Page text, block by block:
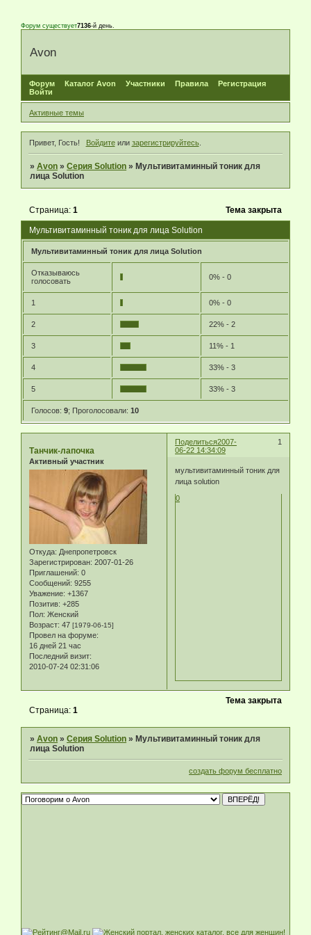
Форум существует7136-й день.
Avon
Форум Каталог Avon Участники Правила
Регистрация
Войти
Активные темы
Привет, Гость! Войдитеили зарегистрируйтесь.
»Avon »Серия Solution » Мультивитаминный тоник для
лица Solution
Мультивитаминный тоник для лица Solution
Страница:1 Тема закрыта
Мультивитаминный тоник для лица Solution
Отказываюсь
голосовать
0% - 0
1 0% - 0
2 22% - 2
3 11% - 1
4 33% - 3
5 33% - 3
Голосов: 9; Проголосовали: 10
Поделиться 1
2007-
06-22 14:34:09
Танчик-лапочка
Активный участник
Откуда: Днепропетровск
Зарегистрирован: 2007-01-26
Приглашений: 0
Сообщений: 9255
Уважение: +1367
Позитив: +285
Пол: Женский
Возраст: 47 [1979-06-15]
Провел на форуме:
16 дней 21 час
Последний визит:
2010-07-24 02:31:06
мультивитаминный тоник для
лица solution
0
Тема закрыта
Страница:1
»Avon »Серия Solution » Мультивитаминный тоник для
лица Solution
создать форум бесплатно